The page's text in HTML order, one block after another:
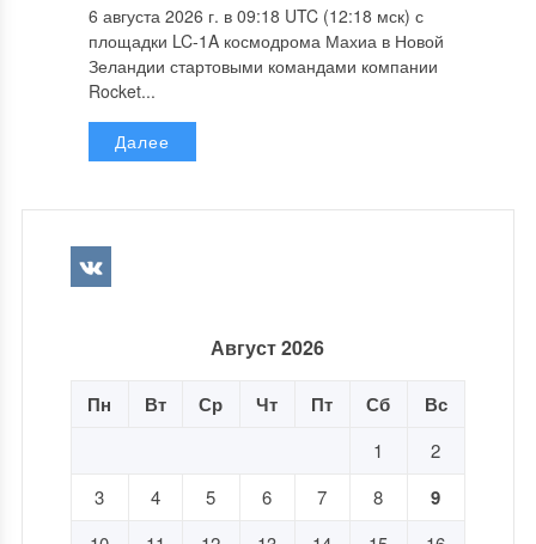
6 августа 2026 г. в 09:18 UTC (12:18 мск) с
площадки LC-1A космодрома Махиа в Новой
Зеландии стартовыми командами компании
Rocket...
Далее
Август 2026
Пн Вт Ср Чт Пт Сб Вс
1
2
3
4 5 6 7 8 9